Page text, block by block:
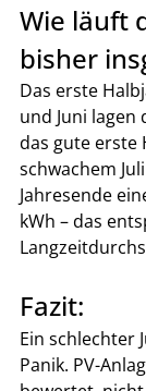
Wie läuft
bisher
Das erste
und Juni
das gute erste
schwachem
Jahresende
kWh – das
Fazit:
Ein schlechter
Panik. PV-